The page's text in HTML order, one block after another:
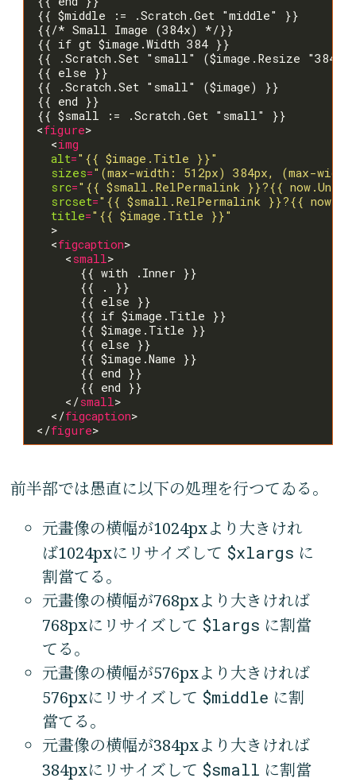
<figure
  <
img
alt="{{ $image.Title }}"
sizes="(max-width: 512px) 384px, (max-
src="{{ $small.RelPermalink }}?{{ now.Unix
srcset="{{ $small.RelPermalink }}?{{
title="{{ $image.Title }}"
  <
figcaption
    <
small
    </
small
  </
figcaption
</figure
前半部では愚直に以下の処理を行つてゐる。
元畫像の横幅が1024pxより大きけれ
ば1024pxにリサイズして $xlargs に
割當てる。
元畫像の横幅が768pxより大きければ
768pxにリサイズして $largs に割當
てる。
元畫像の横幅が576pxより大きければ
576pxにリサイズして $middle に割
當てる。
元畫像の横幅が384pxより大きければ
384pxにリサイズして $small に割當